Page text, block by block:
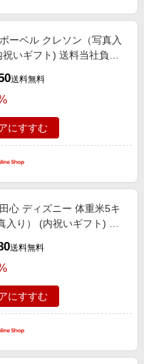
ーベル クレソン（写真入
祝いギフト) 送料当社負担
ト 名入れギフト・顔写真
ギフト
送料無料
にすすむ
心 ディズニー 体重米5キ
入り） (内祝いギフト) 送
お返しギフト 名入れギフ
真＋名入れギフト
送料無料
にすすむ